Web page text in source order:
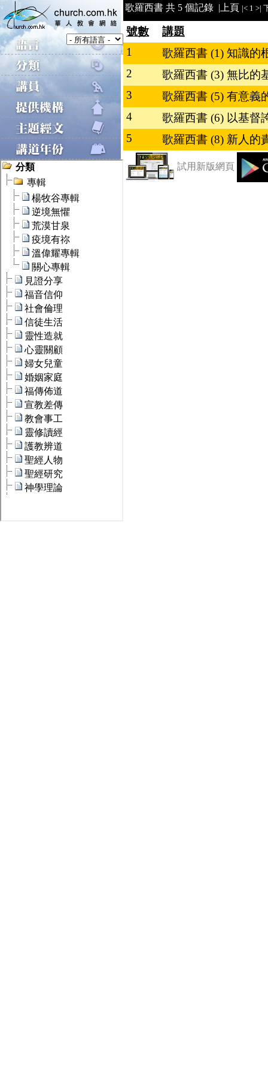
歌羅西書 共 5 個記錄 | 上頁 |< 1 >|
號數
講題
1
歌羅西書 (1) 知識的
2
歌羅西書 (3) 無比的
3
歌羅西書 (5) 有意義
4
歌羅西書 (6) 以基督
5
歌羅西書 (8) 新人的
試用新版網頁